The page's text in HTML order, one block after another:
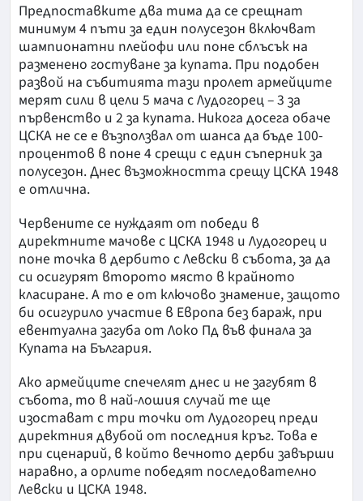
Предпоставките два тима да се срещнат
минимум 4 пъти за един полусезон включват
шампионатни плейофи или поне сблъсък на
разменено гостуване за купата. При подобен
развой на събитията тази пролет армейците
мерят сили в цели 5 мача с Лудогорец – 3 за
първенство и 2 за купата. Никога досега обаче
ЦСКА не се е възползвал от шанса да бъде 100-
процентов в поне 4 срещи с един съперник за
полусезон. Днес възможността срещу ЦСКА 1948
е отлична.
Червените се нуждаят от победи в
директните мачове с ЦСКА 1948 и Лудогорец и
поне точка в дербито с Левски в събота, за да
си осигурят второто място в крайното
класиране. А то е от ключово знамение, защото
би осигурило участие в Европа без бараж, при
евентуална загуба от Локо Пд във финала за
Купата на България.
Ако армейците спечелят днес и не загубят в
събота, то в най-лошия случай те ще
изостават с три точки от Лудогорец преди
директния двубой от последния кръг. Това е
при сценарий, в който вечното дерби завърши
наравно, а орлите победят последователно
Левски и ЦСКА 1948.